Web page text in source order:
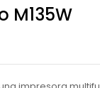
M135W